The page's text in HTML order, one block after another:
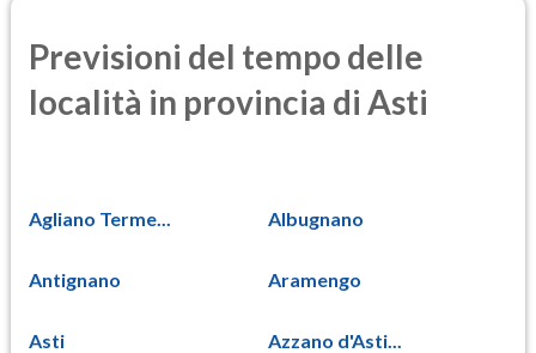
Previsioni del tempo delle
località in provincia di Asti
Agliano Terme... Albugnano
Antignano Aramengo
Asti Azzano d'Asti...